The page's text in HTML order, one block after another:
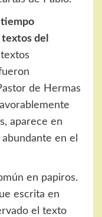
tiempo
del
de Hermas
aparece en
en el
en papiros.
escrita en
el texto